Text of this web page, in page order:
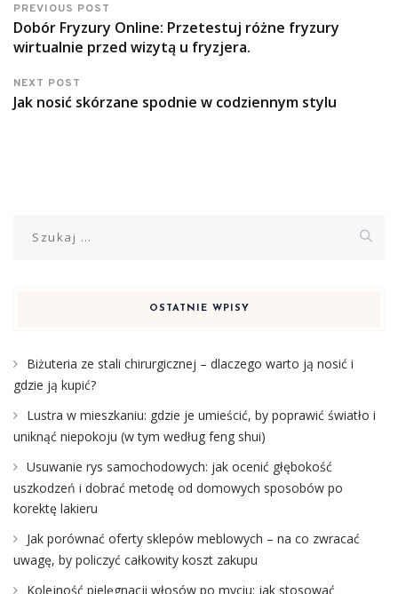
PREVIOUS POST
Dobór Fryzury Online: Przetestuj różne fryzury
wirtualnie przed wizytą u fryzjera.
NEXT POST
Jak nosić skórzane spodnie w codziennym stylu
OSTATNIE WPISY
Biżuteria ze stali chirurgicznej – dlaczego warto ją nosić i
gdzie ją kupić?
Lustra w mieszkaniu: gdzie je umieścić, by poprawić światło i
uniknąć niepokoju (w tym według feng shui)
Usuwanie rys samochodowych: jak ocenić głębokość
uszkodzeń i dobrać metodę od domowych sposobów po
korektę lakieru
Jak porównać oferty sklepów meblowych – na co zwracać
uwagę, by policzyć całkowity koszt zakupu
Kolejność pielęgnacji włosów po myciu: jak stosować